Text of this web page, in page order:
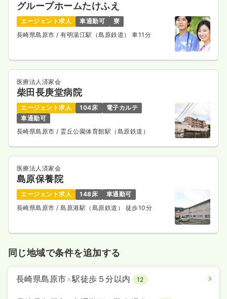
グループホームたけふえ
エージェント求人 車通勤可
寮
長崎県島原市 / 有明湯江駅（島原鉄道） 車11分
医療法人済家会
柴田長庚堂病院
エージェント求人 104床
電子カルテ
車通勤可
長崎県島原市/ 霊丘公園体育館駅（島原鉄道）
医療法人済家会
島原保養院
エージェント求人 148床
車通勤可
長崎県島原市 / 島原港駅（島原鉄道） 徒歩10分
同じ地域で条件を追加する
長崎県島原市×駅徒歩５分以内 12